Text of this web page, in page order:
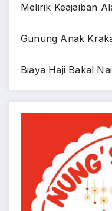
Melirik Keajaiban
Gunung Anak
Biaya Haji Bakal